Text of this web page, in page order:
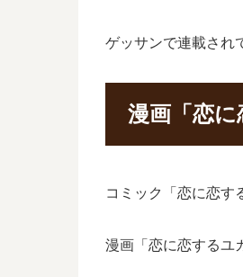
ゲッサンで連載され
漫画「恋
コミック「恋に恋す
漫画「恋に恋するユ